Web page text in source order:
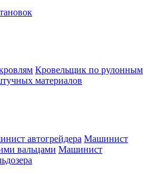
Кровельщик по рулонным
материалов
автогрейдера Машинист
вальцами Машинист